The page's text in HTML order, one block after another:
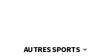
AUTRES SPORTS